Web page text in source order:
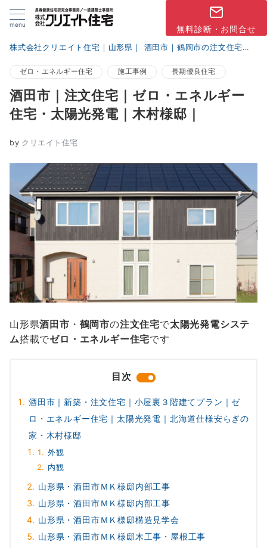
menu 無料診断・お問合せ
株式会社クリエイト住宅｜山形県｜ 酒田市｜鶴岡市の注文住宅
ゼロ・エネルギー住宅 施工事例 長期優良住宅
酒田市｜注文住宅｜ゼロ・エネルギー
住宅・太陽光発電｜木村様邸｜
by クリエイト住宅
山形県酒田市 ・ 鶴岡市の注文住宅で太陽光発電システ
ム搭載でゼロ・エネルギー住宅です
目次
酒田市｜新築・注文住宅｜小屋裏３階建てプラン｜ゼ
ロ・エネルギー住宅｜太陽光発電｜北海道仕様安らぎの
家・木村様邸
外観
内観
山形県・酒田市ＭＫ様邸内部工事
山形県・酒田市ＭＫ様邸内部工事
山形県・酒田市ＭＫ様邸構造見学会
山形県・酒田市ＭＫ様邸木工事・屋根工事